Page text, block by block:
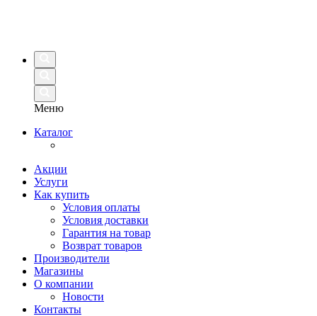
Меню
Каталог
Акции
Услуги
Как купить
Условия оплаты
Условия доставки
Гарантия на товар
Возврат товаров
Производители
Магазины
О компании
Новости
Контакты